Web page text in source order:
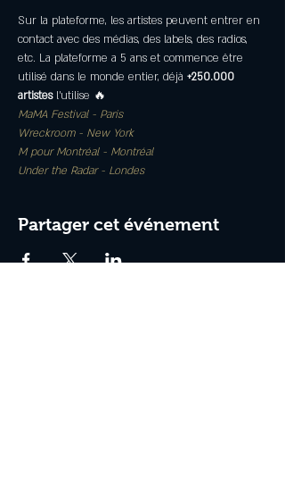
Sur la plateforme, les artistes peuvent entrer en
contact avec des médias, des labels, des radios,
etc. La plateforme a 5 ans et commence être
utilisé dans le monde entier, déjà +250.000
artistes l’utilise 🔥
MaMA Festival - Paris
Wreckroom - New York
M pour Montréal - Montréal
Under the Radar - Londes
Partager cet événement